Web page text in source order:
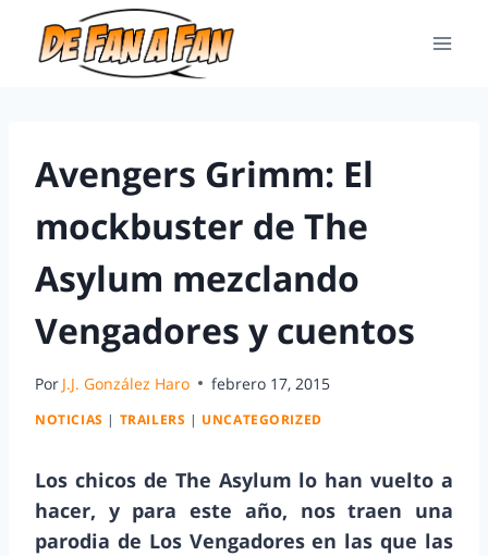
Avengers Grimm: El
mockbuster de The
Asylum mezclando
Vengadores y cuentos
Por J.J. González Haro febrero 17, 2015
NOTICIAS | TRAILERS | UNCATEGORIZED
Los chicos de The Asylum lo han vuelto a
hacer, y para este año, nos traen una
parodia de Los Vengadores en las que las